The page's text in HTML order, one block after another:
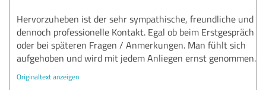
Hervorzuheben ist der sehr sympathische, freundliche und
dennoch professionelle Kontakt. Egal ob beim Erstgespräch
oder bei späteren Fragen / Anmerkungen. Man fühlt sich
aufgehoben und wird mit jedem Anliegen ernst genommen.
Originaltext anzeigen